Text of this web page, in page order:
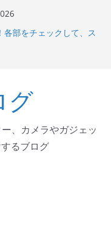
部をチェックして、ス
る！
サスの動きが判ったら
グ
、カメラやガジェッ
るブログ